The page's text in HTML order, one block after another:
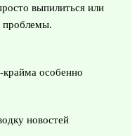
выпилиться или
проблемы.
особенно
новостей